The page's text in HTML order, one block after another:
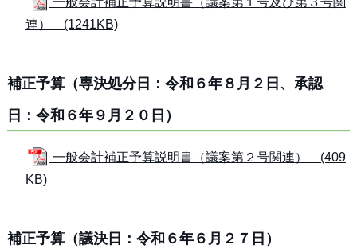
連） (1241KB)
補正予算（専決処分日：令和６年８月２日、承認
日：令和６年９月２０日）
一般会計補正予算説明書（議案第２号関連） (409
KB)
補正予算（議決日：令和６年６月２７日）